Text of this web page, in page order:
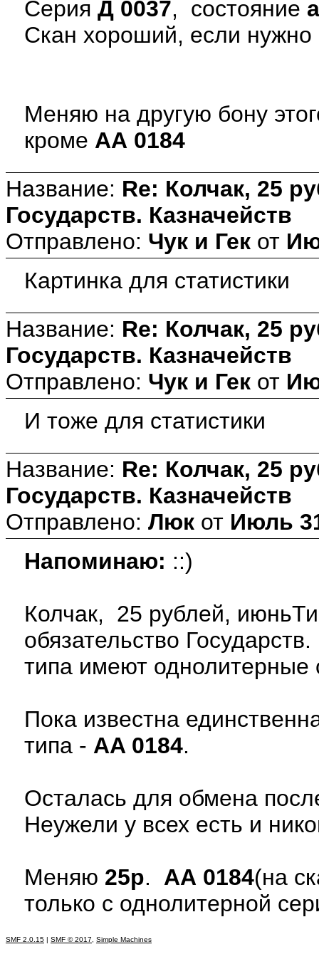
Серия Д 0037, состояние
Скан хороший, если
Меняю на другую бону
кроме АА 0184
Название: Re: Колчак, 25
Государств. Казначейств
Отправлено: Чук и Гек от
Картинка для статистики
Название: Re: Колчак, 25
Государств. Казначейств
Отправлено: Чук и Гек от
И тоже для статистики
Название: Re: Колчак, 25
Государств. Казначейств
Отправлено: Люк от Июль
Напоминаю: ::)
Колчак, 25 рублей,
обязательство
типа имеют
Пока известна
типа - AA 0184.
Осталась для обмена
Неужели у всех есть и
Меняю 25р. АА 0184(на
только с однолитерной
SMF 2.0.15 | SMF © 2017 Simple Machines